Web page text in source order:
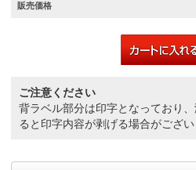
販売価格
ご注意ください
背ラベル部分は印字となっており
ると印字内容が剥げる場合がござい